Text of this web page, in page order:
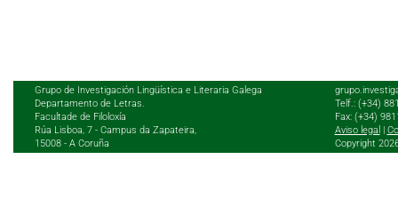
Grupo de Investigación Lingüística e Literaria Galega
Departamento de Letras.
Facultade de Filoloxía
Rúa Lisboa, 7 - Campus da Zapateira,
15008 - A Coruña
Telf.: (+34)
Fax: (+34)
Aviso legal
Copyright